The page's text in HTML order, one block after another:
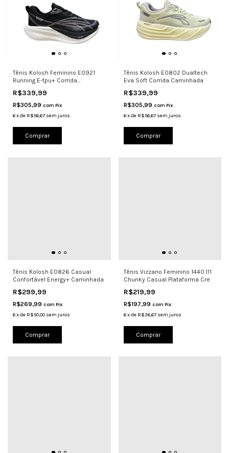
Tênis Kolosh Feminino E0921
Running E-tpu+ Corrida
R$339,99
R$305,99 com Pix
6xde R$56,67 sem juros
Comprar
Tênis Kolosh E0802 Dualtech
Eva Soft Corrida Caminhada
R$339,99
R$305,99 com Pix
6 xde R$56,67 sem juros
Comprar
Tênis Kolosh E0826 Casual
Confortável Energy+ Caminhada
R$299,99
R$269,99 com Pix
6xde R$50,00 sem juros
Comprar
Tênis Vizzano Feminino 1440.111
Chunky Casual Plataforma Cre
R$219,99
R$197,99 com Pix
6 xde R$36,67 sem juros
Comprar